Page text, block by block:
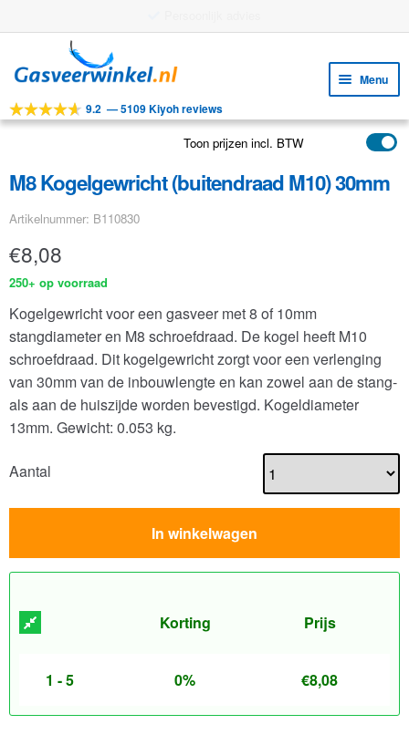
door
navigatie
naar
inhoud
Menu
Tools
Toepassingen
Klantenservice
FAQ
9.2 —5109 Kiyoh reviews
Toon prijzen incl. BTW
M8 Kogelgewricht (buitendraad M10) 30mm
Artikelnummer: B110830
€8,08
250+ op voorraad
Kogelgewricht voor een gasveer met 8 of 10mm
stangdiameter en M8 schroefdraad. De kogel heeft M10
schroefdraad. Dit kogelgewricht zorgt voor een verlenging
van 30mm van de inbouwlengte en kan zowel aan de stang-
als aan de huiszijde worden bevestigd. Kogeldiameter
13mm. Gewicht: 0.053 kg.
Aantal
In winkelwagen
Korting Prijs
1 - 5 0% €8,08